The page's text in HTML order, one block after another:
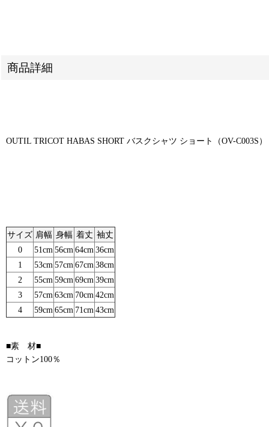
商品詳細
OUTIL TRICOT HABAS SHORT バスクシャツ ショート（OV-C003S）
サイズ 肩幅 身幅 着丈 袖丈
0
51cm 56cm 64cm 36cm
1
53cm 57cm 67cm 38cm
2
55cm 59cm 69cm 39cm
3
57cm 63cm 70cm 42cm
4
59cm 65cm 71cm 43cm
■素 材■
コットン100％